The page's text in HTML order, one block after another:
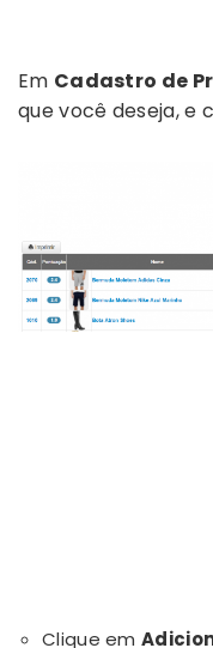
Em Cadastro de
que você deseja, e
Clique em